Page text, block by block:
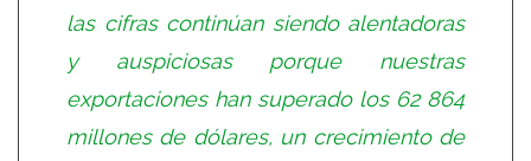
las cifras continúan siendo alentadoras
y auspiciosas porque nuestras
exportaciones han superado los 62 864
millones de dólares, un crecimiento de